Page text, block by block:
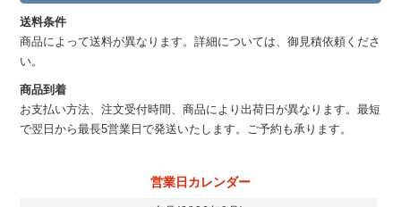
送料条件
商品によって送料が異なります。詳細については、御見積依頼くださ
い。
商品到着
お支払い方法、注文受付時間、商品により出荷日が異なります。最短
で翌日から最長5営業日で発送いたします。ご予約も承ります。
営業日カレンダー